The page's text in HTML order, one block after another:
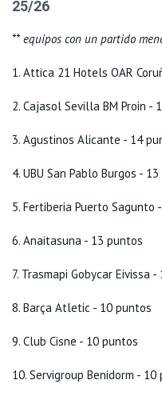
25/26
** equipos con un partido
1. Attica 21 Hotels OAR
2. Cajasol Sevilla BM Proin -
3. Agustinos Alicante - 14
4. UBU San Pablo Burgos -
5. Fertiberia Puerto Sagunto
6. Anaitasuna - 13 puntos
7. Trasmapi Gobycar Eivissa
8. Barça Atletic - 10 puntos
9. Club Cisne - 10 puntos
10. Servigroup Benidorm - 10